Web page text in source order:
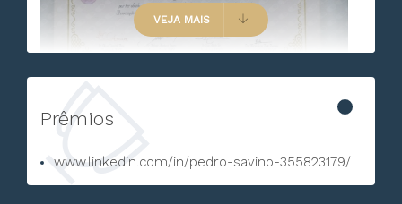
VEJA MAIS
Prêmios
www.linkedin.com/in/pedro-savino-355823179/